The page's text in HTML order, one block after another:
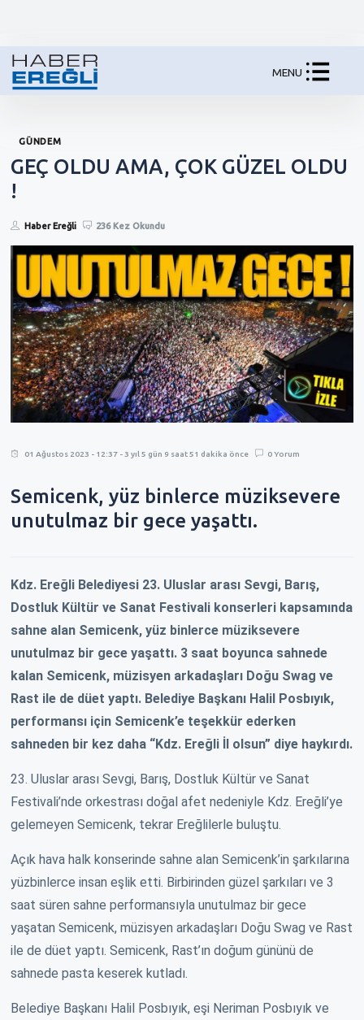
MENU
GÜNDEM
GEÇ OLDU AMA, ÇOK GÜZEL OLDU
!
Haber Ereğli 236 Kez Okundu
01 Ağustos 2023 - 12:37 - 3 yıl 5 gün 9 saat 51 dakika önce 0 Yorum
Semicenk, yüz binlerce müziksevere
unutulmaz bir gece yaşattı.
Kdz. Ereğli Belediyesi 23. Uluslar arası Sevgi, Barış,
Dostluk Kültür ve Sanat Festivali konserleri kapsamında
sahne alan Semicenk, yüz binlerce müziksevere
unutulmaz bir gece yaşattı. 3 saat boyunca sahnede
kalan Semicenk, müzisyen arkadaşları Doğu Swag ve
Rast ile de düet yaptı. Belediye Başkanı Halil Posbıyık,
performansı için Semicenk’e teşekkür ederken
sahneden bir kez daha “Kdz. Ereğli İl olsun” diye haykırdı.
23. Uluslar arası Sevgi, Barış, Dostluk Kültür ve Sanat
Festivali’nde orkestrası doğal afet nedeniyle Kdz. Ereğli’ye
gelemeyen Semicenk, tekrar Ereğlilerle buluştu.
Açık hava halk konserinde sahne alan Semicenk’in şarkılarına
yüzbinlerce insan eşlik etti. Birbirinden güzel şarkıları ve 3
saat süren sahne performansıyla unutulmaz bir gece
yaşatan Semicenk, müzisyen arkadaşları Doğu Swag ve Rast
ile de düet yaptı. Semicenk, Rast’ın doğum gününü de
sahnede pasta keserek kutladı.
Belediye Başkanı Halil Posbıyık, eşi Neriman Posbıyık ve